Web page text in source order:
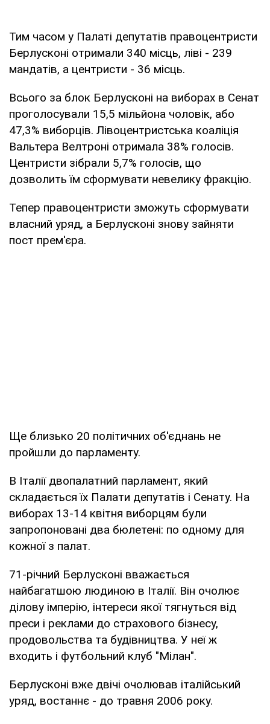
Тим часом у Палаті депутатів правоцентристи
Берлусконі отримали 340 місць, ліві - 239
мандатів, а центристи - 36 місць.
Всього за блок Берлусконі на виборах в Сенат
проголосували 15,5 мільйона чоловік, або
47,3% виборців. Лівоцентристська коаліція
Вальтера Велтроні отримала 38% голосів.
Центристи зібрали 5,7% голосів, що
дозволить їм сформувати невелику фракцію.
Тепер правоцентристи зможуть сформувати
власний уряд, а Берлусконі знову зайняти
пост прем'єра.
Ще близько 20 політичних об'єднань не
пройшли до парламенту.
В Італії двопалатний парламент, який
складається їх Палати депутатів і Сенату. На
виборах 13-14 квітня виборцям були
запропоновані два бюлетені: по одному для
кожної з палат.
71-річний Берлусконі вважається
найбагатшою людиною в Італії. Він очолює
ділову імперію, інтереси якої тягнуться від
преси і реклами до страхового бізнесу,
продовольства та будівництва. У неї ж
входить і футбольний клуб "Мілан".
Берлусконі вже двічі очолював італійський
уряд, востаннє - до травня 2006 року.